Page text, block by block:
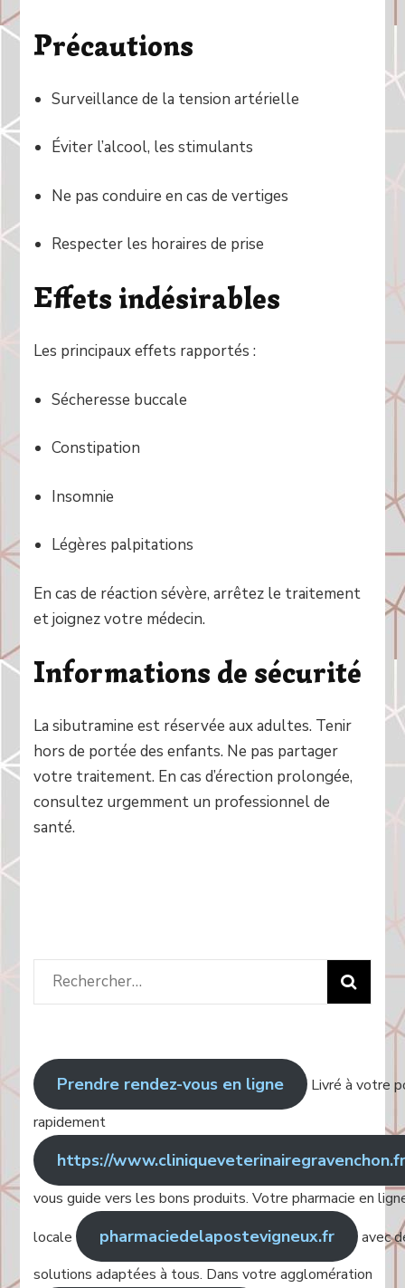
Précautions
Surveillance de la tension artérielle
Éviter l’alcool, les stimulants
Ne pas conduire en cas de vertiges
Respecter les horaires de prise
Effets indésirables
Les principaux effets rapportés :
Sécheresse buccale
Constipation
Insomnie
Légères palpitations
En cas de réaction sévère, arrêtez le traitement
et joignez votre médecin.
Informations de sécurité
La sibutramine est réservée aux adultes. Tenir
hors de portée des enfants. Ne pas partager
votre traitement. En cas d’érection prolongée,
consultez urgemment un professionnel de
santé.
Rechercher
:
Prendre rendez-vous en ligne
Livré à votre
rapidement
https://
vous guide vers les bons produits. Votre pharmacie en
locale
pharmaciedelapostevigneux.fr
avec
solutions adaptées à tous. Dans votre agglomération